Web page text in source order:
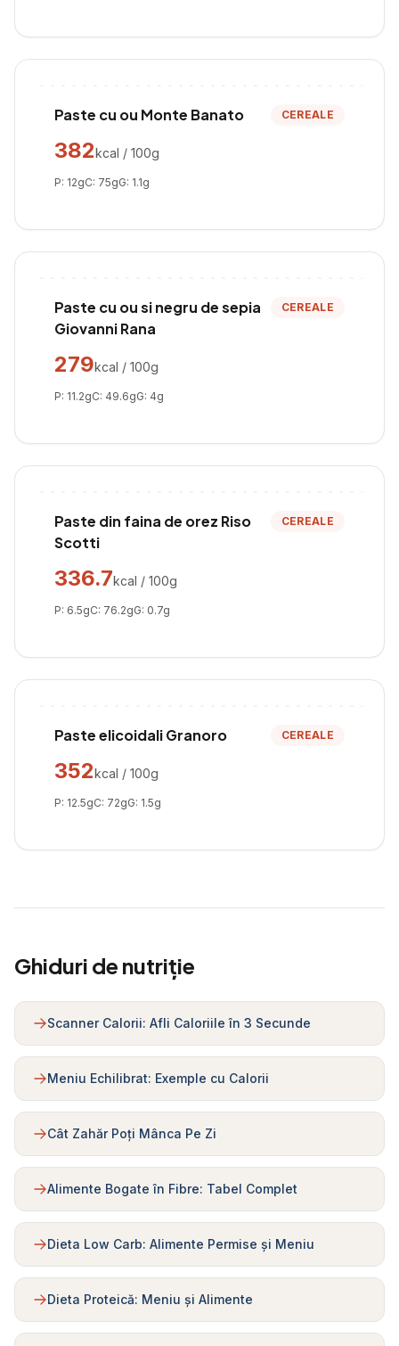
Paste cu ou Monte Banato CEREALE
382kcal / 100g
P: 12gC: 75gG: 1.1g
Paste cu ou si negru de sepia
Giovanni Rana
CEREALE
279kcal / 100g
P: 11.2gC: 49.6gG: 4g
Paste din faina de orez Riso
Scotti
CEREALE
336.7kcal / 100g
P: 6.5gC: 76.2gG: 0.7g
Paste elicoidali Granoro CEREALE
352kcal / 100g
P: 12.5gC: 72gG: 1.5g
Ghiduri de nutriție
Scanner Calorii: Afli Caloriile în 3 Secunde
Meniu Echilibrat: Exemple cu Calorii
Cât Zahăr Poți Mânca Pe Zi
Alimente Bogate în Fibre: Tabel Complet
Dieta Low Carb: Alimente Permise și Meniu
Dieta Proteică: Meniu și Alimente